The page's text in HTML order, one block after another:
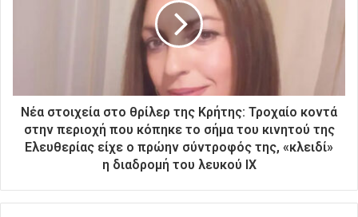
η
Νέα στοιχεία στο θρίλερ της Κρήτης: Τροχαίο κοντά
στην περιοχή που κόπηκε το σήμα του κινητού της
Ελευθερίας είχε ο πρώην σύντροφός της, «κλειδί»
η διαδρομή του λευκού ΙΧ